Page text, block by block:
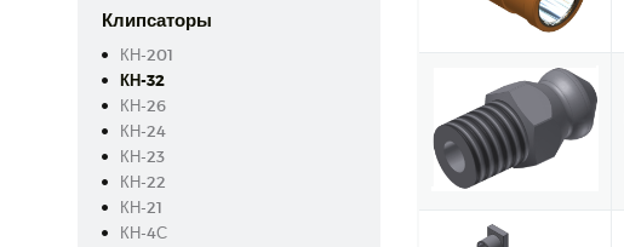
Клипсаторы
КН-201
КН-32
КН-26
КН-24
КН-23
КН-22
КН-21
КН-4С